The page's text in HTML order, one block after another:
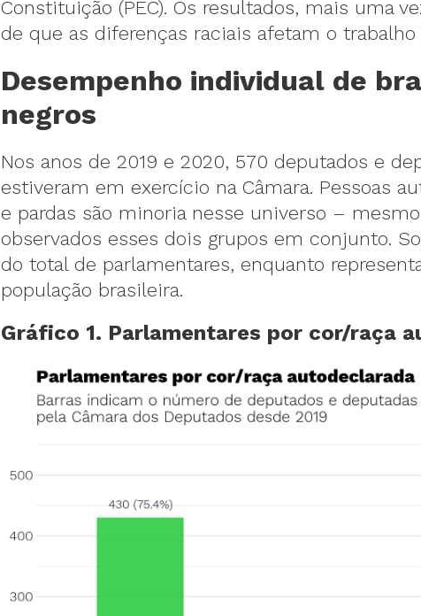
Constituição (PEC). Os resultados, mais uma
de que as diferenças raciais afetam o trabalho
Desempenho individual de
negros
Nos anos de 2019 e 2020, 570 deputados e
estiveram em exercício na Câmara. Pessoas
e pardas são minoria nesse universo –
observados esses dois grupos em conjunto.
do total de parlamentares, enquanto
população brasileira.
Gráfico 1. Parlamentares por cor/raça